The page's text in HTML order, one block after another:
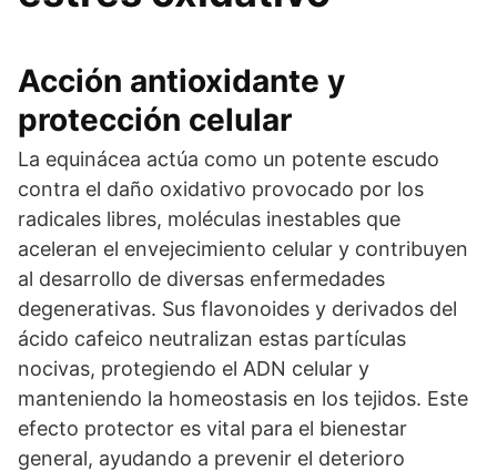
Acción antioxidante y
protección celular
La equinácea actúa como un potente escudo
contra el daño oxidativo provocado por los
radicales libres, moléculas inestables que
aceleran el envejecimiento celular y contribuyen
al desarrollo de diversas enfermedades
degenerativas. Sus flavonoides y derivados del
ácido cafeico neutralizan estas partículas
nocivas, protegiendo el ADN celular y
manteniendo la homeostasis en los tejidos. Este
efecto protector es vital para el bienestar
general, ayudando a prevenir el deterioro